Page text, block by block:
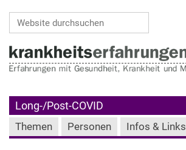
Long-/Post-COVID
Themen Personen Infos & Links